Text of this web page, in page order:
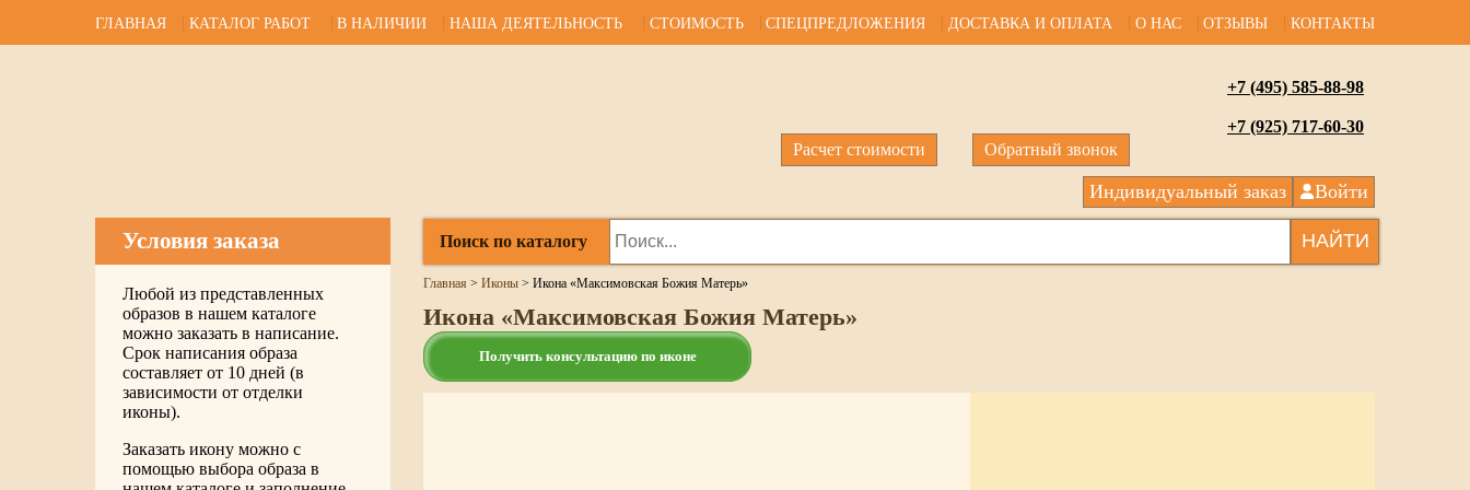
ГЛАВНАЯ КАТАЛОГ РАБОТ В НАЛИЧИИ НАША ДЕЯТЕЛЬНОСТЬ СТОИМОСТЬ СПЕЦПРЕДЛОЖЕНИЯ ДОСТАВКА И ОПЛАТА О НАС ОТЗЫВЫ КОНТАКТЫ
+7 (495) 585-88-98
+7 (925) 717-60-30
Индивидуальный заказ Войти
Расчет стоимости Обратный звонок
Условия заказа
Любой из представленных
образов в нашем каталоге
можно заказать в написание.
Срок написания образа
составляет от 10 дней (в
зависимости от отделки
иконы).
Заказать икону можно с
помощью выбора образа в
Поиск по каталогу НАЙТИ
Главная > Иконы > Икона «Максимовская Божия Матерь»
Икона «Максимовская Божия Матерь»
Получить консультацию по иконе